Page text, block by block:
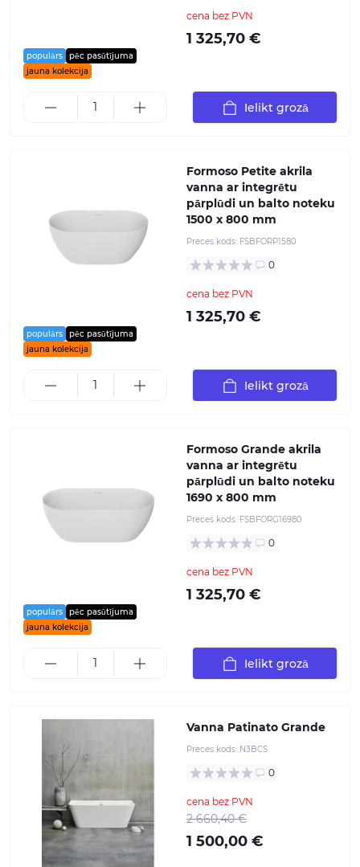
populārs
pēc pasūtījuma
jauna kolekcija
cena bez PVN
1 325,70 €
Ielikt grozā
populārs
pēc pasūtījuma
jauna kolekcija
Formoso Petite akrila
vanna ar integrētu
pārplūdi un balto noteku
1500 x 800 mm
Preces kods: FSBFORP1580
0
cena bez PVN
1 325,70 €
Ielikt grozā
populārs
pēc pasūtījuma
jauna kolekcija
Formoso Grande akrila
vanna ar integrētu
pārplūdi un balto noteku
1690 x 800 mm
Preces kods: FSBFORG16980
0
cena bez PVN
1 325,70 €
Ielikt grozā
Vanna Patinato Grande
Preces kods: N3BCS
0
cena bez PVN
2 660,40 €
1 500,00 €